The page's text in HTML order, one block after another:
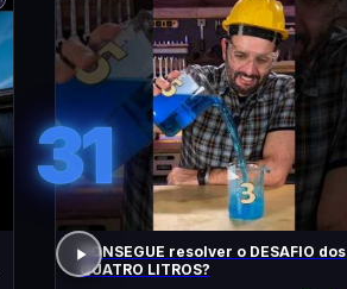
31
CONSEGUE resolver o DESAFIO dos
QUATRO LITROS?